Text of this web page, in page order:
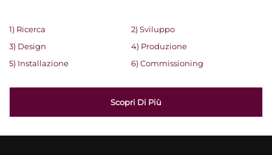
1) Ricerca
2) Sviluppo
3) Design
4) Produzione
5) Installazione
6) Commissioning
Scopri Di Più